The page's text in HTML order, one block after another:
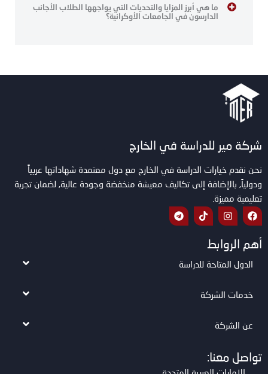
ما هي أبرز المزايا والتحديات التي يواجهها الطلاب الأجانب
الدارسون في الجامعات الأوكرانية؟
شركة مير للدراسة في الخارج
نحن نقدم خيارات الدراسة في الخارج مع دول معتمدة شهاداتها عربياً
ودولياً, بالإضافة إلى تكاليف معيشة منخفضة وجودة عالية, لضمان تجربة
تعليمية مميزة.
أهم الروابط
الدول المتاحة للدراسة
خدمات الشركة
عن الشركة
تواصل معنا: